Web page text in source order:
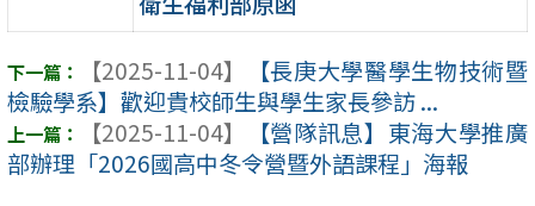
【2025-11-04】
【長庚大學醫學生物技術暨
檢驗學系】歡迎貴校師生與學生家長參訪 ...
【2025-11-04】
【營隊訊息】東海大學推廣
部辦理「2026國高中冬令營暨外語課程」海報